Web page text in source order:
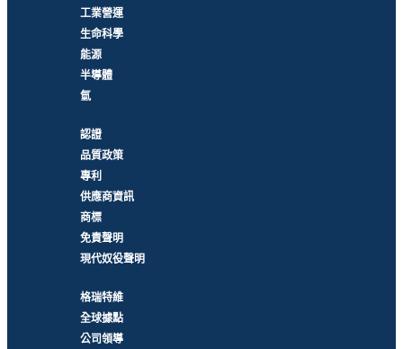
工業營運
生命科學
能源
半導體
氫
認證
品質政策
專利
供應商資訊
商標
免責聲明
現代奴役聲明
格瑞特維
全球據點
公司領導